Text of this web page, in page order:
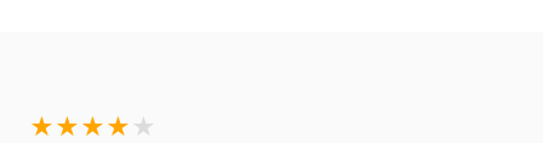
★
★
★
★
★